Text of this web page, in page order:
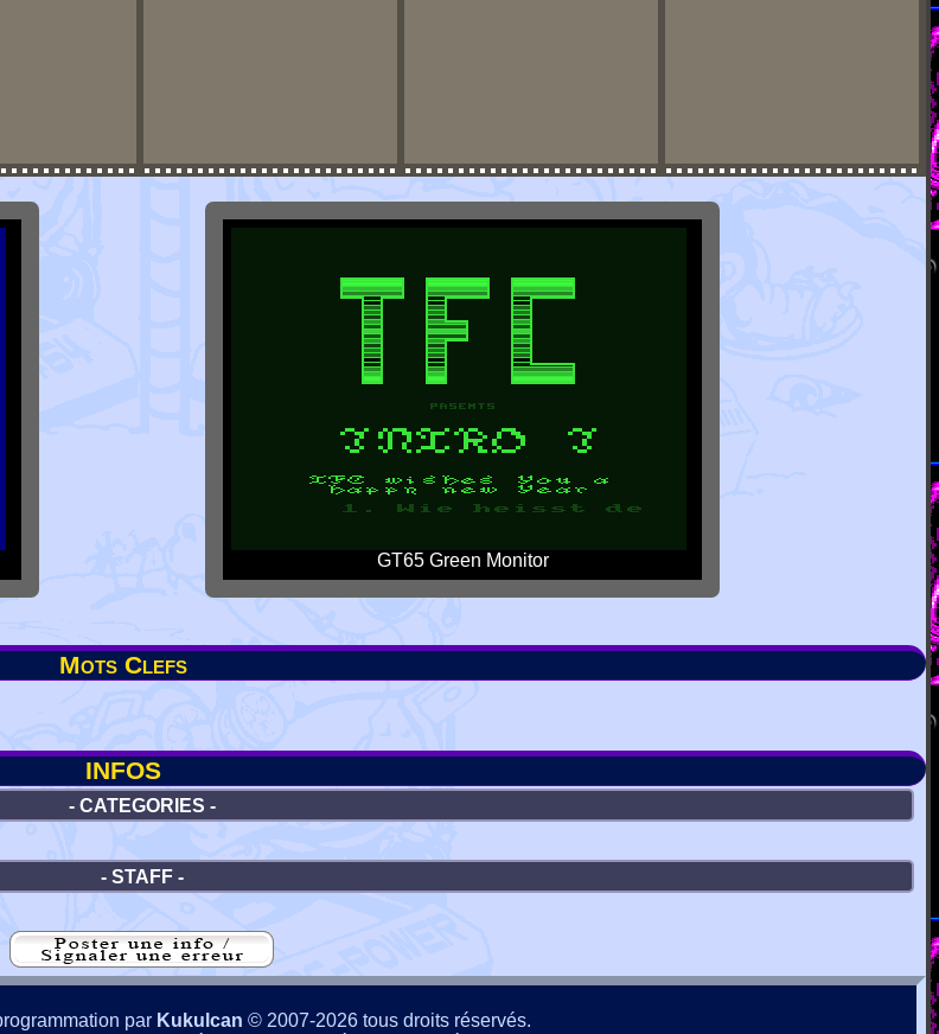
GT65 Green Monitor
Mots Clefs
INFOS
- CATEGORIES -
- STAFF -
par Kukulcan © 2007-2026 tous droits réservés.